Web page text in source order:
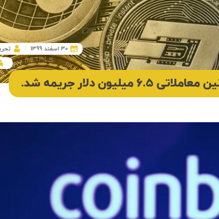
دلار جریمه شد.
30 اسفند 1399